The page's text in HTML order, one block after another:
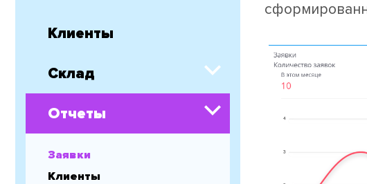
Клиенты
Склад
Отчеты
Заявки
Клиенты